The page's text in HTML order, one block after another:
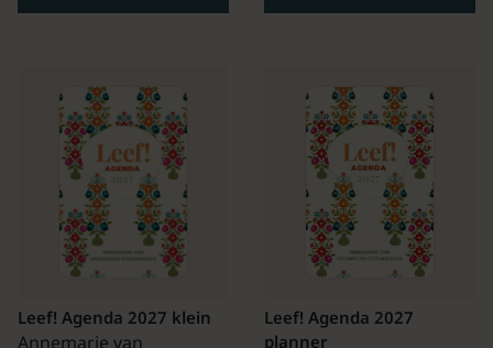
Leef! Agenda 2027 klein
Annemarie van
Leef! Agenda 2027
planner